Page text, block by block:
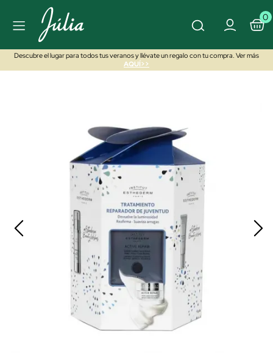
0
Descubre el lugar para todos tus veranos y llévate un regalo con tu compra. Ver más
AQUÍ>>